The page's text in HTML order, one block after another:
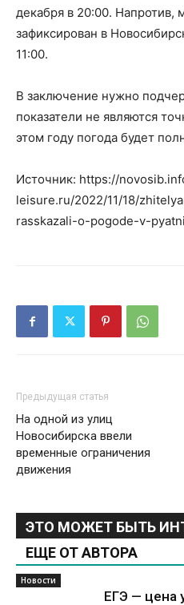
декабря в 20:00. Напротив,
зафиксирован в
11:00.
В заключение нужно
показатели не являются
этом году погода будет
Источник: https://
leisure.ru/2022/11/18/
rasskazali-o-pogode-v-
Предыдущая статья
На одной из улиц
Новосибирска ввели
временные ограничения
движения
ЭТО МОЖЕТ БЫТЬ
ЕЩЕ ОТ АВТОРА
Новости
ЕГЭ — цена